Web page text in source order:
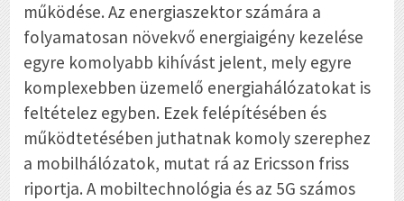
működése. Az energiaszektor számára a
folyamatosan növekvő energiaigény kezelése
egyre komolyabb kihívást jelent, mely egyre
komplexebben üzemelő energiahálózatokat is
feltételez egyben. Ezek felépítésében és
működtetésében juthatnak komoly szerephez
a mobilhálózatok, mutat rá az Ericsson friss
riportja. A mobiltechnológia és az 5G számos